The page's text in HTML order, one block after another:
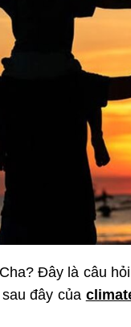
Đây là câu
đây của